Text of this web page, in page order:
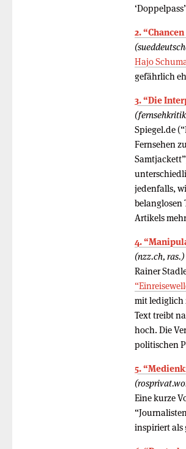
2.
Hajo
gefährlich
3. “Die
Spiegel.de
Fernsehen
jedenfalls,
belanglosen
Artikels
4.
(nzz.ch, ras.)
Rainer
mit lediglich
Text treibt
hoch. Die
politischen
5.
Eine kurze
inspiriert als